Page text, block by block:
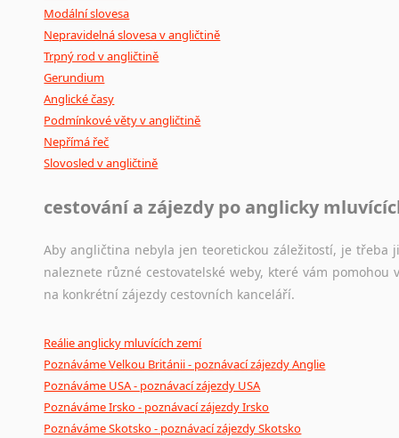
Modální slovesa
Nepravidelná slovesa v angličtině
Trpný rod v angličtině
Gerundium
Anglické časy
Podmínkové věty v angličtině
Nepřímá řeč
Slovosled v angličtině
cestování a zájezdy po anglicky
Aby angličtina nebyla jen teoretickou záležitostí, je
naleznete různé cestovatelské weby, které vám
na konkrétní zájezdy cestovních kanceláří.
Reálie anglicky mluvících zemí
Poznáváme Velkou Británii - poznávací zájezdy Anglie
Poznáváme USA - poznávací zájezdy USA
Poznáváme Irsko - poznávací zájezdy Irsko
Poznáváme Skotsko - poznávací zájezdy Skotsko